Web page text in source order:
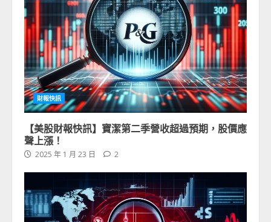
財報快訊
【美股財報快訊】寶潔第二季營收超過預期，股價應
聲上漲！
2025 年 1 月 23 日 2